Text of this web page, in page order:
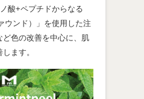
酸+ペプチドからなる
ウンド）」を使用した注
色の改善を中心に、肌
ます。